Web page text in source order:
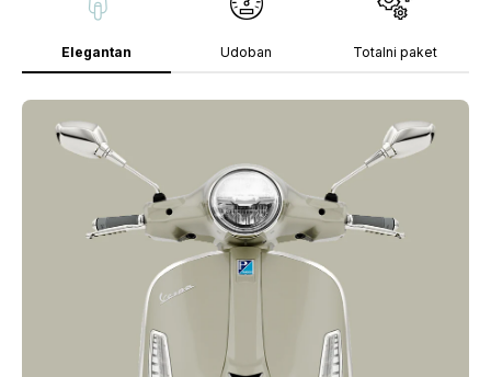
Elegantan Udoban Totalni paket